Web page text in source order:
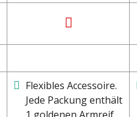
Flexibles Accessoire.
Jede Packung enthält